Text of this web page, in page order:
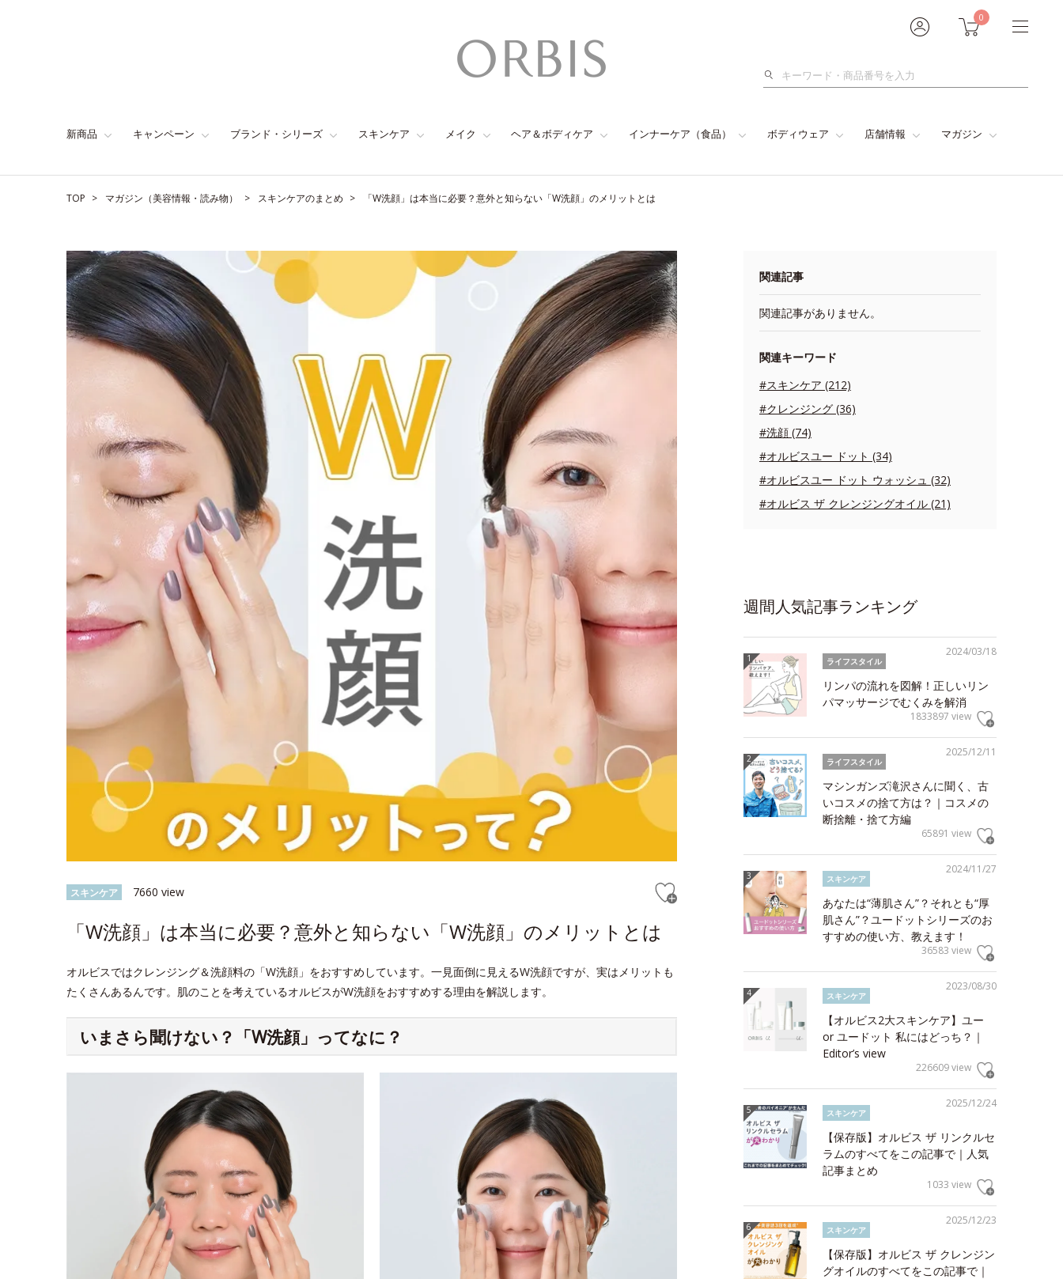
0
検
新商品 キャンペーン ブランド・シリーズ スキンケア メイク ヘア＆ボディケア インナーケア（食品） ボディウェア 店舗情報 マガジン
TOP マガジン（美容情報・読み物） スキンケアのまとめ 「W洗顔」は本当に必要？意外と知らない「W洗顔」のメリットとは
スキンケア 7660 view
「W洗顔」は本当に必要？意外と知らない「W洗顔」のメリットとは
オルビスではクレンジング＆洗顔料の「W洗顔」をおすすめしています。一見面倒に見えるW洗顔ですが、実はメリットも
たくさんあるんです。肌のことを考えているオルビスがW洗顔をおすすめする理由を解説します。
いまさら聞けない？「W洗顔」ってなに？
関連記事
関連記事がありません。
関連キーワード
#スキンケア (212)
#クレンジング (36)
#洗顔 (74)
#オルビスユー ドット (34)
#オルビスユー ドット ウォッシュ (32)
#オルビス ザ クレンジングオイル (21)
週間人気記事ランキング
2024/03/18
ライフスタイル
リンパの流れを図解！正しいリン
パマッサージでむくみを解消
1833897 view
2025/12/11
ライフスタイル
マシンガンズ滝沢さんに聞く、古
いコスメの捨て方は？｜コスメの
断捨離・捨て方編
65891 view
2024/11/27
スキンケア
あなたは“薄肌さん”？それとも“厚
肌さん”？ユードットシリーズのお
すすめの使い方、教えます！
36583 view
2023/08/30
スキンケア
【オルビス2大スキンケア】ユー
or ユードット 私にはどっち？｜
Editor’s view
226609 view
2025/12/24
スキンケア
【保存版】オルビス ザ リンクルセ
ラムのすべてをこの記事で｜人気
記事まとめ
1033 view
2025/12/23
スキンケア
【保存版】オルビス ザ クレンジン
グオイルのすべてをこの記事で｜